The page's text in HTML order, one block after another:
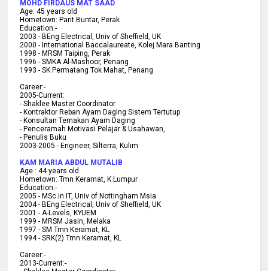
MOHD FIRDAUS MAT SAAD
Age: 45 years old
Hometown: Parit Buntar, Perak
Education:-
2003 -BEng Electrical, Univ of Sheffield, UK
2000 -International Baccalaureate, Kolej Mara Banting
1998 -MRSM Taiping, Perak
1996 - SMKA Al-Mashoor, Penang
1993 - SK Permatang Tok Mahat, Penang
Career:-
2005-Current:
- Shaklee Master Coordinator
- Kontraktor Reban Ayam Daging Sistem Tertutup
- Konsultan Ternakan Ayam Daging
- Penceramah Motivasi Pelajar & Usahawan,
- Penulis Buku
2003-2005 -Engineer, Silterra, Kulim
KAM MARIA ABDUL MUTALIB
Age : 44 years old
Hometown: Tmn Keramat, K.Lumpur
Education:-
2005 - MSc in IT, Univ of Nottingham Msia
2004 -BEng Electrical, Univ of Sheffield, UK
2001 -A-Levels, KYUEM
1999 -MRSM Jasin, Melaka
1997 -SM Tmn Keramat, KL
1994 -SRK(2) Tmn Keramat, KL
Career:-
2013-Current:-